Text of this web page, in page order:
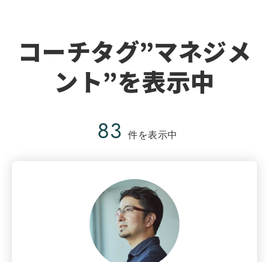
コーチタグ”マネジメ
ント”を表示中
83 件を表示中